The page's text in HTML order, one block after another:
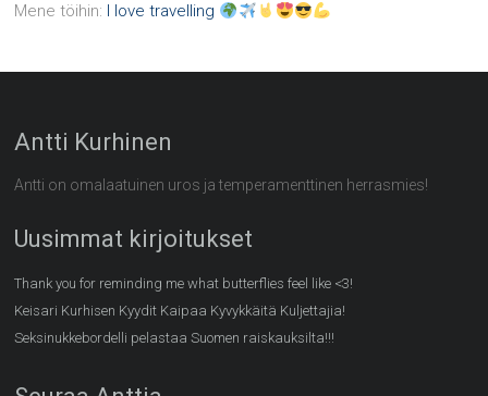
Mene töihin: I love travelling
Antti Kurhinen
Antti on omalaatuinen uros ja temperamenttinen herrasmies!
Uusimmat kirjoitukset
Thank you for reminding me what butterflies feel like <3!
Keisari Kurhisen Kyydit Kaipaa Kyvykkäitä Kuljettajia!
Seksinukkebordelli pelastaa Suomen raiskauksilta!!!